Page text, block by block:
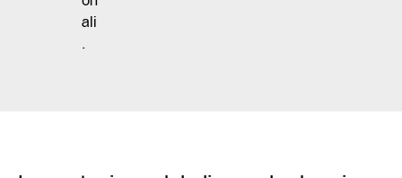
ali
.